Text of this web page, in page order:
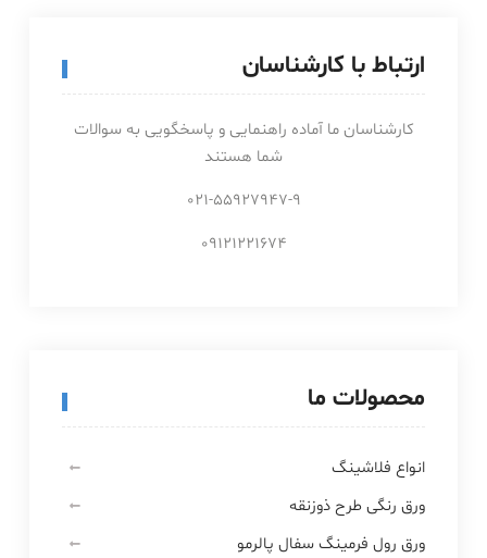
ارتباط با کارشناسان
کارشناسان ما آماده راهنمایی و پاسخگویی به سوالات
شما هستند
021-55927947-9
09121221674
محصولات ما
انواع فلاشینگ
ورق رنگی طرح ذوزنقه
ورق رول فرمینگ سفال پالرمو